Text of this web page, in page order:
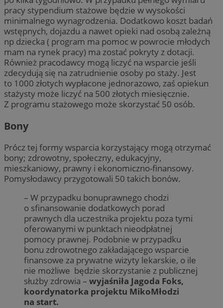
pracy stypendium stażowe będzie w wysokości
minimalnego wynagrodzenia. Dodatkowo koszt badań
wstępnych, dojazdu a nawet opieki nad osobą zależną
np dziecka ( program ma pomoc w powrocie młodych
mam na rynek pracy) ma zostać pokryty z dotacji.
Również pracodawcy mogą liczyć na wsparcie jeśli
zdecydują się na zatrudnienie osoby po staży. Jest
to 1000 złotych wypłacone jednorazowo, zaś opiekun
stażysty może liczyć na 500 złotych miesięcznie.
Z programu stażowego może skorzystać 50 osób.
Bony
Prócz tej formy wsparcia korzystający mogą otrzymać
bony; zdrowotny, społeczny, edukacyjny,
mieszkaniowy, prawny i ekonomiczno-finansowy.
Pomysłodawcy przygotowali 50 takich bonów.
– W przypadku bonuprawnego chodzi
o sfinansowanie dodatkowych porad
prawnych dla uczestnika projektu poza tymi
oferowanymi w punktach nieodpłatnej
pomocy prawnej. Podobnie w przypadku
bonu zdrowotnego zakładającego wsparcie
finansowe za prywatne wizyty lekarskie, o ile
nie możliwe będzie skorzystanie z publicznej
służby zdrowia – wyjaśniła Jagoda Foks,
koordynatorka projektu MikoMłodzi
na start.